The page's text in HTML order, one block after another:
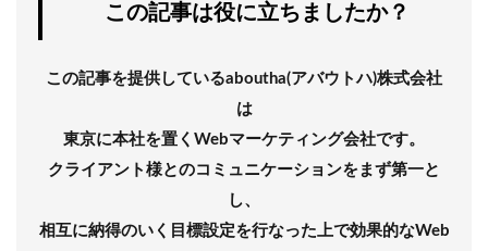
この記事は役に立ちましたか？
この記事を提供しているaboutha(アバウトハ)株式会社
は
東京に本社を置くWebマーケティング会社です。
クライアント様とのコミュニケーションをまず第一と
し、
相互に納得のいく目標設定を行なった上で効果的なWeb